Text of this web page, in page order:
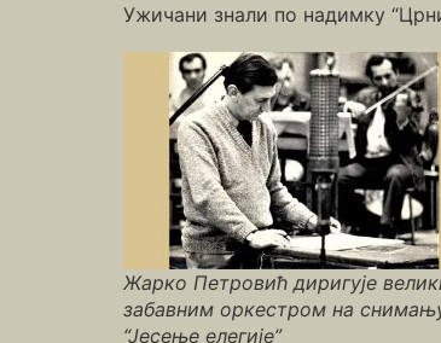
Ужичани знали по надимку
Жарко Петровић диригује
забавним оркестром на
“Јесење елегије”